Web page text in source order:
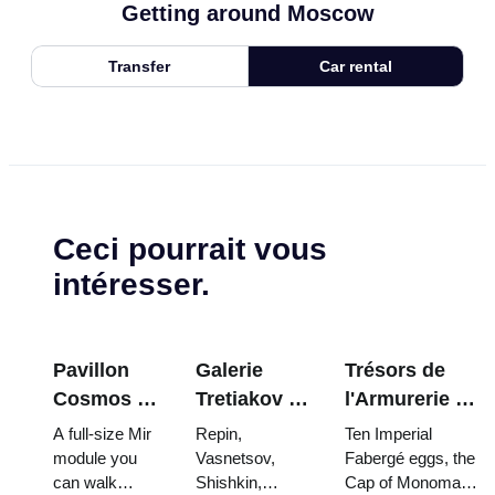
Getting around Moscow
Transfer Car rental
Ceci pourrait vous
intéresser.
Pavillon
Cosmos à
VDNKh : À
l'intérieur
de la plus
A full-size Mir
module you
can walk
Galerie
Tretiakov :
Les chefs-
d'œuvre à
ne pas
Repin,
Vasnetsov,
Shishkin,
Trésors de
l'Armurerie du
Kremlin :
œufs Fabergé,
trônes et
Ten Imperial
Fabergé eggs, the
Cap of Monomakh,